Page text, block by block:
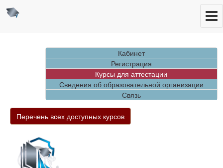
Кабинет
Регистрация
Курсы для аттестации
Сведения об образовательной организации
Связь
Перечень всех доступных курсов